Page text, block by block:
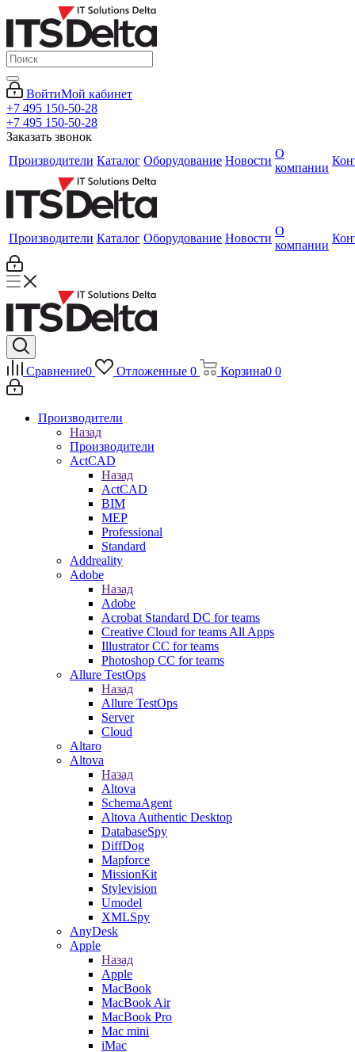
ВойтиМой кабинет
+7 495 150-50-28
+7 495 150-50-28
Заказать звонок
Производители Каталог Оборудование Новости
О
компании
Производители Каталог Оборудование Новости
О
компании
Сравнение0 Отложенные 0 Корзина0 0
Производители
Назад
Производители
ActCAD
Назад
ActCAD
BIM
MEP
Professional
Standard
Addreality
Adobe
Назад
Adobe
Acrobat Standard DC for teams
Creative Cloud for teams All Apps
Illustrator CC for teams
Photoshop CC for teams
Allure TestOps
Назад
Allure TestOps
Server
Cloud
Altaro
Altova
Назад
Altova
SchemaAgent
Altova Authentic Desktop
DatabaseSpy
DiffDog
Mapforce
MissionKit
Stylevision
Umodel
XMLSpy
AnyDesk
Apple
Назад
Apple
MacBook
MacBook Air
MacBook Pro
Mac mini
iMac